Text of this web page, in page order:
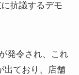
抗議するデモ
発令され、これ
出ており、店舗